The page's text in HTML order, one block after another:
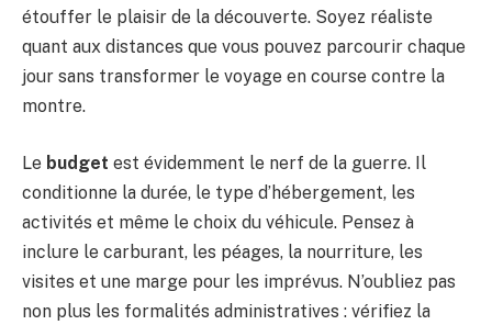
étouffer le plaisir de la découverte. Soyez réaliste
quant aux distances que vous pouvez parcourir chaque
jour sans transformer le voyage en course contre la
montre.
Le budget est évidemment le nerf de la guerre. Il
conditionne la durée, le type d’hébergement, les
activités et même le choix du véhicule. Pensez à
inclure le carburant, les péages, la nourriture, les
visites et une marge pour les imprévus. N’oubliez pas
non plus les formalités administratives : vérifiez la